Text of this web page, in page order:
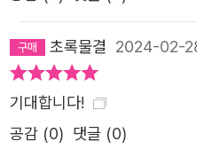
때 했으면 좋았을걸, 그때 있
말했다면 좋았을걸 하는, 어
가지고 이 책을 썼어요. 초등학교에 입학하기 전, ‘나’의 부모
당한지를 조사해야 했어요.
초록물결 2024-02-
기대합니다!
공감 (0) 댓글 (0)